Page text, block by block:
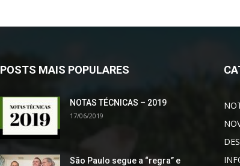
POSTS MAIS POPULARES
NOTAS TÉCNICAS – 2019
17/06/2019
São Paulo segue a “regra” e